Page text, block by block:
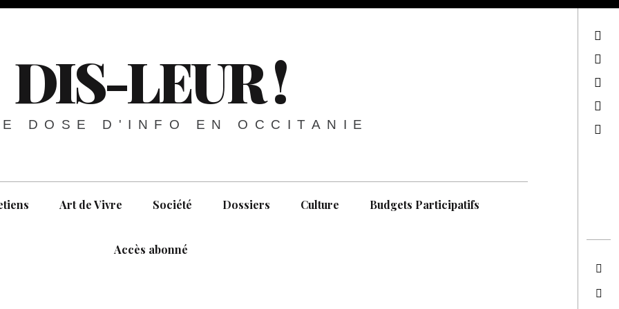
DIS-LEUR !
DOSE D'INFO EN OCCITANIE
Art de Vivre Société Dossiers Culture Budgets Participatifs
Accès abonné